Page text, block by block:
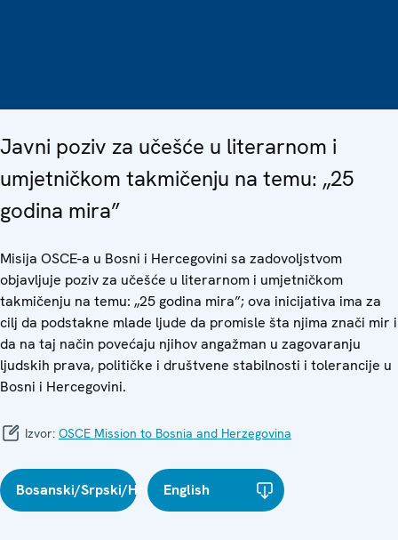
Javni poziv za učešće u literarnom i
umjetničkom takmičenju na temu: „25
godina mira”
Misija OSCE-a u Bosni i Hercegovini sa zadovoljstvom
objavljuje poziv za učešće u literarnom i umjetničkom
takmičenju na temu: „25 godina mira”; ova inicijativa ima za
cilj da podstakne mlade ljude da promisle šta njima znači mir i
da na taj način povećaju njihov angažman u zagovaranju
ljudskih prava, političke i društvene stabilnosti i tolerancije u
Bosni i Hercegovini.
Izvor: OSCE Mission to Bosnia and Herzegovina
Bosanski/Srpski/HrvatskiEnglish